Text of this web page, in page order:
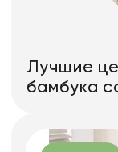
Лучшие
бамбука